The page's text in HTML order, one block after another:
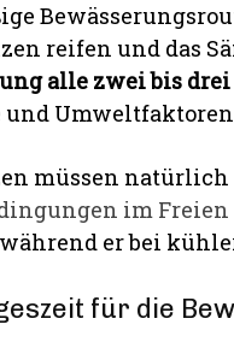
reifen und das
alle zwei bis drei
und
müssen
im Freien
während er bei
für die